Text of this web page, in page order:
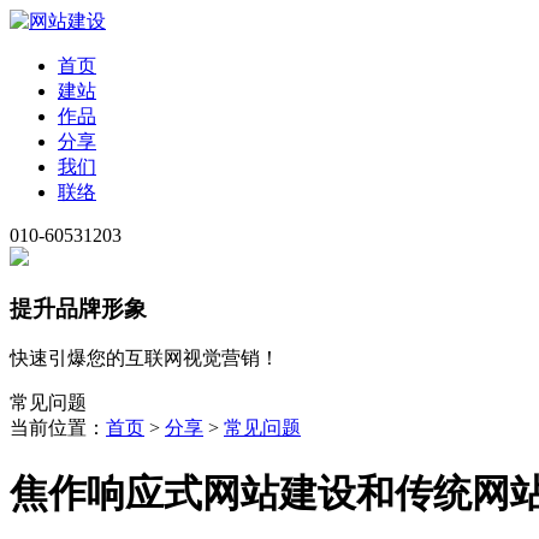
首页
建站
作品
分享
我们
联络
010-60531203
提升品牌形象
快速引爆您的互联网视觉营销！
常见问题
当前位置： 首页 > 分享 > 常见问题
焦作响应式网站建设和传统网